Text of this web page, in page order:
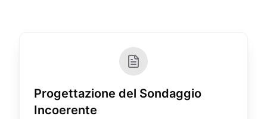
Progettazione del Sondaggio
Incoerente